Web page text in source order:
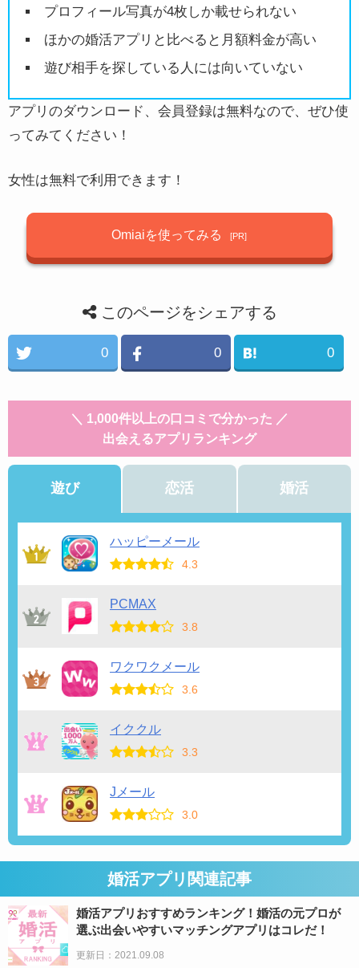
名前がまずいいんでしょうね。
Omiai、出会いのアプリというより婚活のアプリと
る女性が多くて安心できると思いますよ。また、
Facebook連携なのもプラスポイントです。
プロフィール写真が4枚しか載せられない
ほかの婚活アプリと比べると月額料金が高い
遊び相手を探している人には向いていない
アプリのダウンロード、会員登録は無料なので、ぜひ使
ってみてください！
女性は無料で利用できます！
Omiaiを使ってみる
このページをシェアする
0 0 0
＼ 1,000件以上の口コミで分かった ／
出会えるアプリランキング
遊び 恋活 婚活
ハッピーメール
4.3
PCMAX
3.8
ワクワクメール
3.6
イククル
3.3
Jメール
3.0
婚活アプリ関連記事
婚活アプリおすすめランキング！婚活の元プロが
選ぶ出会いやすいマッチングアプリはコレだ！
更新日：2021.09.08